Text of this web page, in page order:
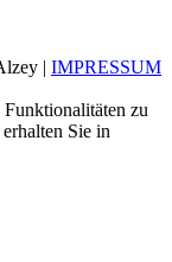
| IMPRESSUM
Funktionalitäten zu
Sie in